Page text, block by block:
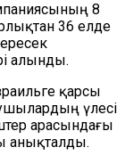
8
36 елде
алынды.
қарсы
үлесі
арасындағы
анықталды.